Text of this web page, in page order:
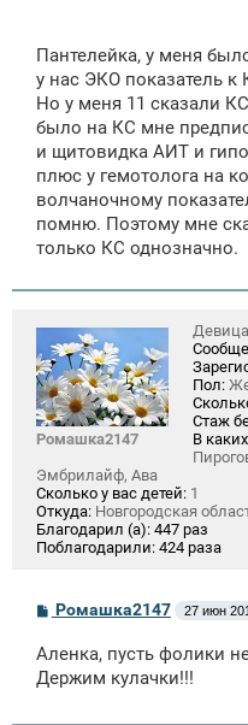
Пантелейка, у меня
у нас ЭКО показатель
Но у меня 11 сказали
было на КС мне
и щитовидка АИТ и
плюс у гемотолога на
волчаночному
помню. Поэтому мне
только КС однозначно.
Ромашка2147
Пол:
Стаж
В
Эмбрилайф, Ава
Сколько у вас детей: 1
Откуда: Новгородская
Благодарил (а): 447 раз
Поблагодарили: 424 раза
С
б
щ
Ромашка2147 27 июн
Аленка, пусть фолики
Держим кулачки!!!